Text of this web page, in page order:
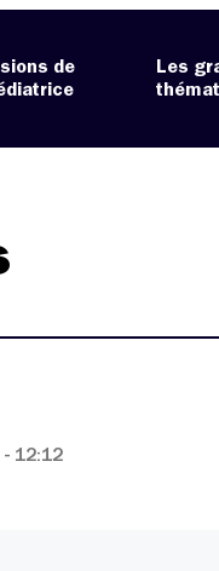
de
Les
12:12